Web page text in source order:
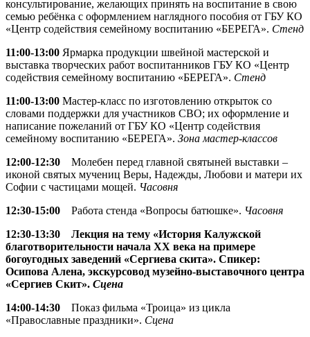
консультирование, желающих принять на воспитание в свою
семью ребёнка с оформлением наглядного пособия от ГБУ КО
«Центр содействия семейному воспитанию «БЕРЕГА». Стенд
11:00-13:00 Ярмарка продукции швейной мастерской и
выставка творческих работ воспитанников ГБУ КО «Центр
содействия семейному воспитанию «БЕРЕГА». Стенд
11:00-13:00 Мастер-класс по изготовлению открыток со
словами поддержки для участников СВО; их оформление и
написание пожеланий от ГБУ КО «Центр содействия
семейному воспитанию «БЕРЕГА». Зона мастер-классов
12:00-12:30 Молебен перед главной святыней выставки –
иконой святых мучениц Веры, Надежды, Любови и матери их
Софии с частицами мощей. Часовня
12:30-15:00 Работа стенда «Вопросы батюшке». Часовня
12:30-13:30 Лекция на тему «История Калужской
благотворительности начала XX века на примере
богоугодных заведений «Сергиева скита». Спикер:
Осипова Алена, экскурсовод музейно-выставочного центра
«Сергиев Скит». Сцена
14:00-14:30 Показ фильма «Троица» из цикла
«Православные праздники». Сцена